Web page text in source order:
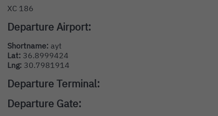
XC 186
Departure Airport:
Shortname: ayt
Lat: 36.8999424
Lng: 30.7981914
Departure Terminal:
Departure Gate: